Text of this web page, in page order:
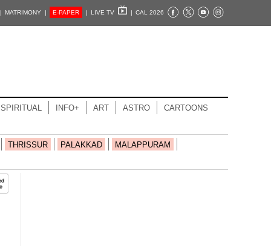
MATRIMONY | E-PAPER | LIVE TV | CAL 2026
SPIRITUAL INFO+ ART ASTRO CARTOONS
THRISSUR PALAKKAD MALAPPURAM